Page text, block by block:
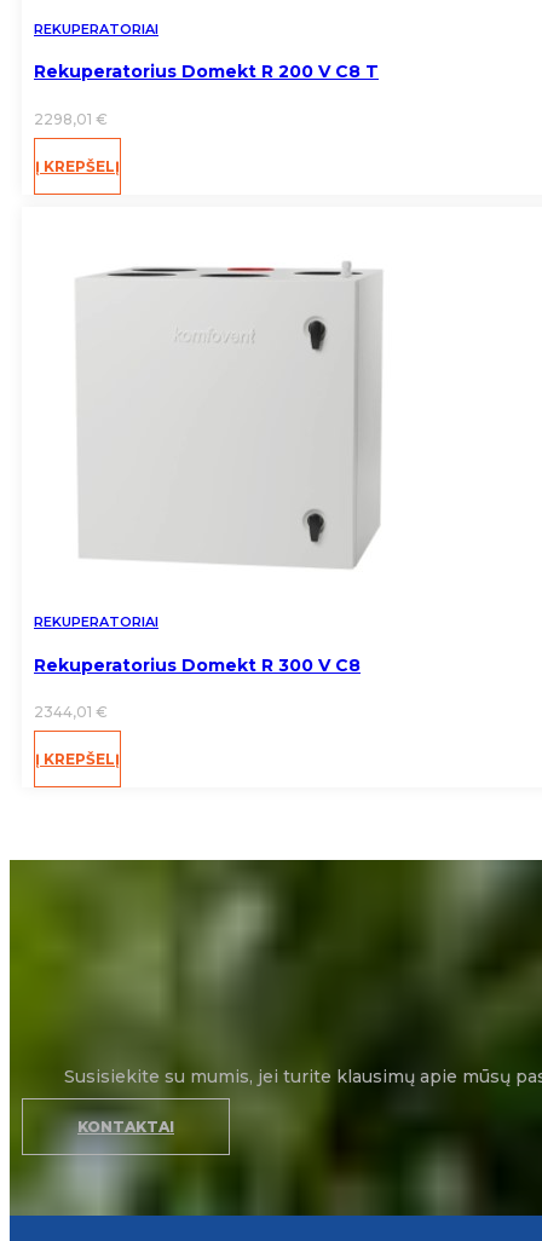
REKUPERATORIAI
Rekuperatorius Domekt R 200 V C8 T
2298,01 €
Į KREPŠELĮ
REKUPERATORIAI
Rekuperatorius Domekt R 300 V C8
2344,01 €
Į KREPŠELĮ
Susisiekite su mumis, jei turite klausimų apie mūsų
KONTAKTAI